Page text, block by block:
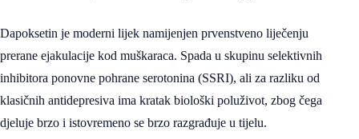
Dapoksetin je moderni lijek namijenjen prvenstveno liječenju
prerane ejakulacije kod muškaraca. Spada u skupinu selektivnih
inhibitora ponovne pohrane serotonina (SSRI), ali za razliku od
klasičnih antidepresiva ima kratak biološki poluživot, zbog čega
djeluje brzo i istovremeno se brzo razgrađuje u tijelu.